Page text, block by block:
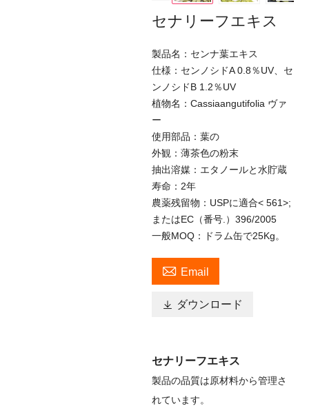
セナリーフエキス
製品名：センナ葉エキス
仕様：センノシドA 0.8％UV、セ
ンノシドB 1.2％UV
植物名：Cassiaangutifolia ヴァ
ー
使用部品：葉の
外観：薄茶色の粉末
抽出溶媒：エタノールと水貯蔵
寿命：2年
農薬残留物：USPに適合< 561>;
またはEC（番号.）396/2005
一般MOQ：ドラム缶で25Kg。
 Email
 ダウンロード
セナリーフエキス
製品の品質は原材料から管理さ
れています。